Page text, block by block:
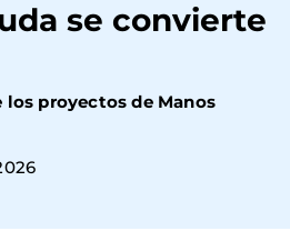
se convierte
los proyectos de Manos